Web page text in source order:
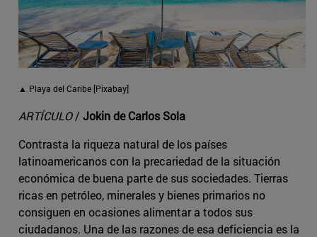
▲ Playa del Caribe [Pixabay]
ARTÍCULO/ Jokin de Carlos Sola
Contrasta la riqueza natural de los países
latinoamericanos con la precariedad de la situación
económica de buena parte de sus sociedades. Tierras
ricas en petróleo, minerales y bienes primarios no
consiguen en ocasiones alimentar a todos sus
ciudadanos. Una de las razones de esa deficiencia es la